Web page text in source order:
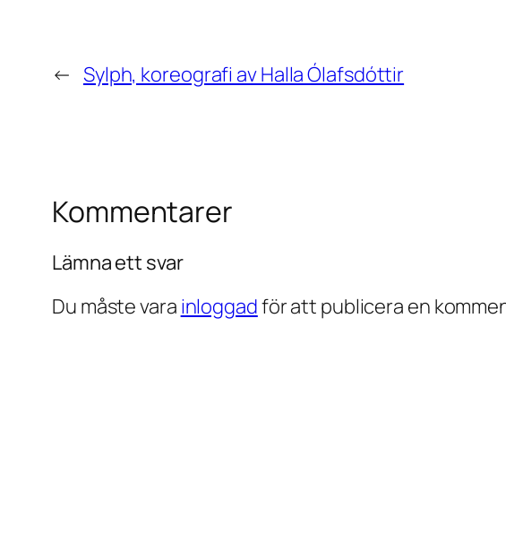
← Sylph, koreografi av Halla Ólafsdóttir
Kommentarer
Lämna ett svar
Du måste vara inloggadför att publicera en